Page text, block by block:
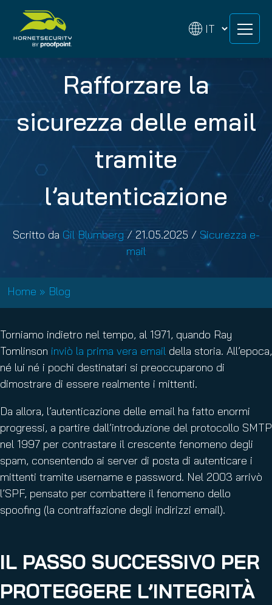
content
content
Rafforzare la
sicurezza delle email
tramite
l’autenticazione
Scritto da Gil Blumberg / 21.05.2025 / Sicurezza e-
mail
Home » Blog
Torniamo indietro nel tempo, al 1971, quando Ray
Tomlinson inviò la prima vera email della storia. All’epoca,
né lui né i pochi destinatari si preoccuparono di
dimostrare di essere realmente i mittenti.
Da allora, l’autenticazione delle email ha fatto enormi
progressi, a partire dall’introduzione del protocollo SMTP
nel 1997 per contrastare il crescente fenomeno degli
spam, consentendo ai server di posta di autenticare i
mittenti tramite username e password. Nel 2003 arrivò
l’SPF, pensato per combattere il fenomeno dello
spoofing (la contraffazione degli indirizzi email).
IL PASSO SUCCESSIVO PER
PROTEGGERE L’INTEGRITÀ